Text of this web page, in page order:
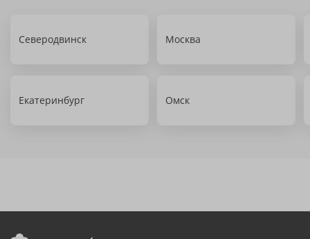
Северодвинск Москва
Екатеринбург Омск